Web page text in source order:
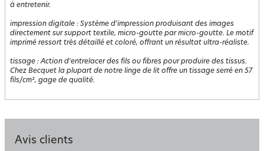
à entretenir.
impression digitale : Système d'impression produisant des images
directement sur support textile, micro-goutte par micro-goutte. Le motif
imprimé ressort très détaillé et coloré, offrant un résultat ultra-réaliste.
tissage :Action d'entrelacer des fils ou fibres pour produire des tissus.
Chez Becquet la plupart de notre linge de lit offre un tissage serré en 57
fils/cm², gage de qualité.
Avis clients